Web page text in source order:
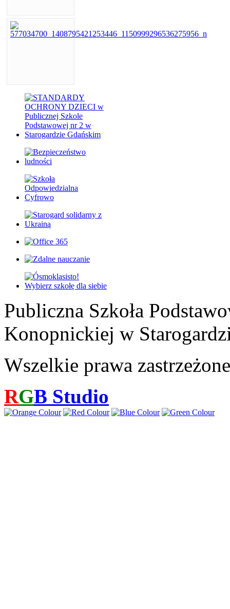
Publiczna Szkoła
Konopnickiej w
Wszelkie prawa zastrzeżone
RGB Studio